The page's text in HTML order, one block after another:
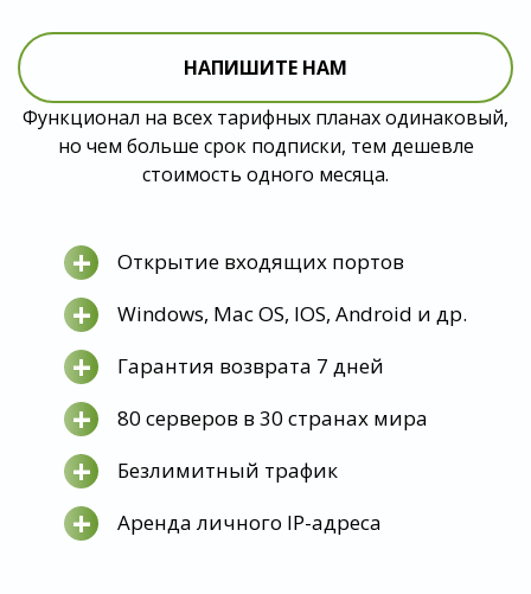
НАПИШИТЕ НАМ
Функционал на всех тарифных планах одинаковый,
но чем больше срок подписки, тем дешевле
стоимость одного месяца.
+ Открытие входящих портов
+ Windows, Mac OS, IOS, Android и др.
+ Гарантия возврата 7 дней
+ 80 серверов в 30 странах мира
+ Безлимитный трафик
+ Аренда личного IP-адреса